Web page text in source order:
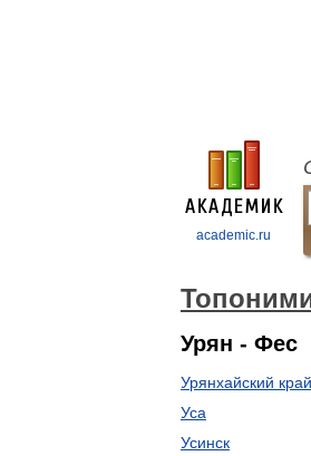
academic.ru
Урян - Фес
Урянхайский край
Уса
Усинск